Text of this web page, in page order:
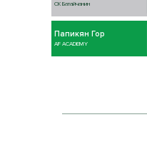
СК Батайчанин
Папикян Гор
AF ACADEMY